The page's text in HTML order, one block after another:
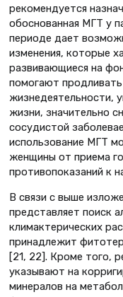
рекомендуется
обоснованная МГТ у
периоде дает
изменения, которые
развивающиеся на
помогают
жизнедеятельности,
жизни, значительно
сосудистой
использование МГТ
женщины от приема
противопоказаний к
В связи с выше
представляет поиск
климактерических
принадлежит
[21, 22]. Кроме того,
указывают на
минералов на